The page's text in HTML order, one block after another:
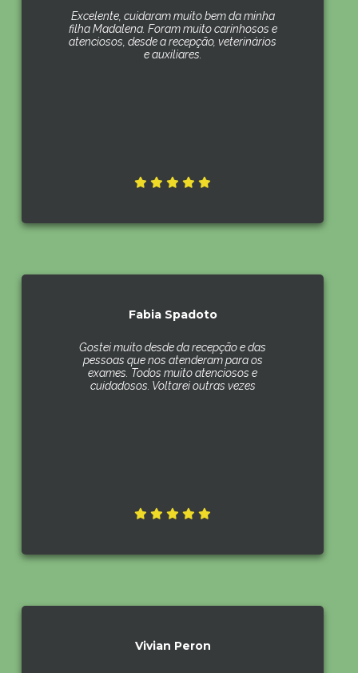
Excelente, cuidaram muito bem da minha
filha Madalena. Foram muito carinhosos e
atenciosos, desde a recepção, veterinários
e auxiliares.
Fabia Spadoto
Gostei muito desde da recepção e das
pessoas que nos atenderam para os
exames. Todos muito atenciosos e
cuidadosos. Voltarei outras vezes
Vivian Peron